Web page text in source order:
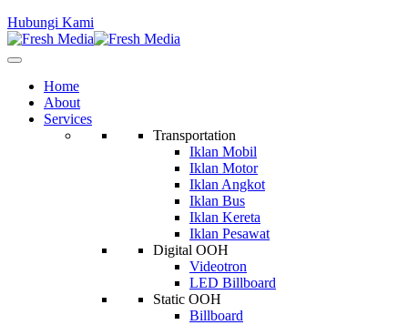
Hubungi Kami
Home
About
Services
Transportation
Iklan Mobil
Iklan Motor
Iklan Angkot
Iklan Bus
Iklan Kereta
Iklan Pesawat
Digital OOH
Videotron
LED Billboard
Static OOH
Billboard